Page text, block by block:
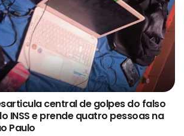
central de golpes do falso
INSS e prende quatro pessoas na
Paulo